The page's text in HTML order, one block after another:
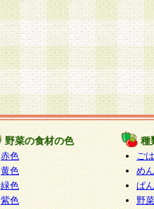
野菜の食材の色
赤色
黄色
緑色
紫色
種
ご
めん
ぱん
野